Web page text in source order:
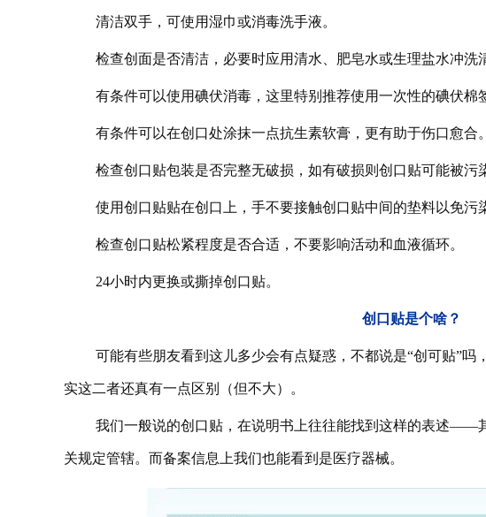
清洁双手，可使用湿巾或消毒洗手液。
检查创面是否清洁，必要时应用清水、肥皂水或生理盐水冲洗
有条件可以使用碘伏消毒，这里特别推荐使用一次性的碘伏棉
有条件可以在创口处涂抹一点抗生素软膏，更有助于伤口愈合。
检查创口贴包装是否完整无破损，如有破损则创口贴可能被污
使用创口贴贴在创口上，手不要接触创口贴中间的垫料以免污
检查创口贴松紧程度是否合适，不要影响活动和血液循环。
24小时内更换或撕掉创口贴。
创口贴是个啥？
可能有些朋友看到这儿多少会有点疑惑，不都说是“创可贴”吗
实这二者还真有一点区别（但不大）。
我们一般说的创口贴，在说明书上往往能找到这样的表述——
关规定管辖。而备案信息上我们也能看到是医疗器械。